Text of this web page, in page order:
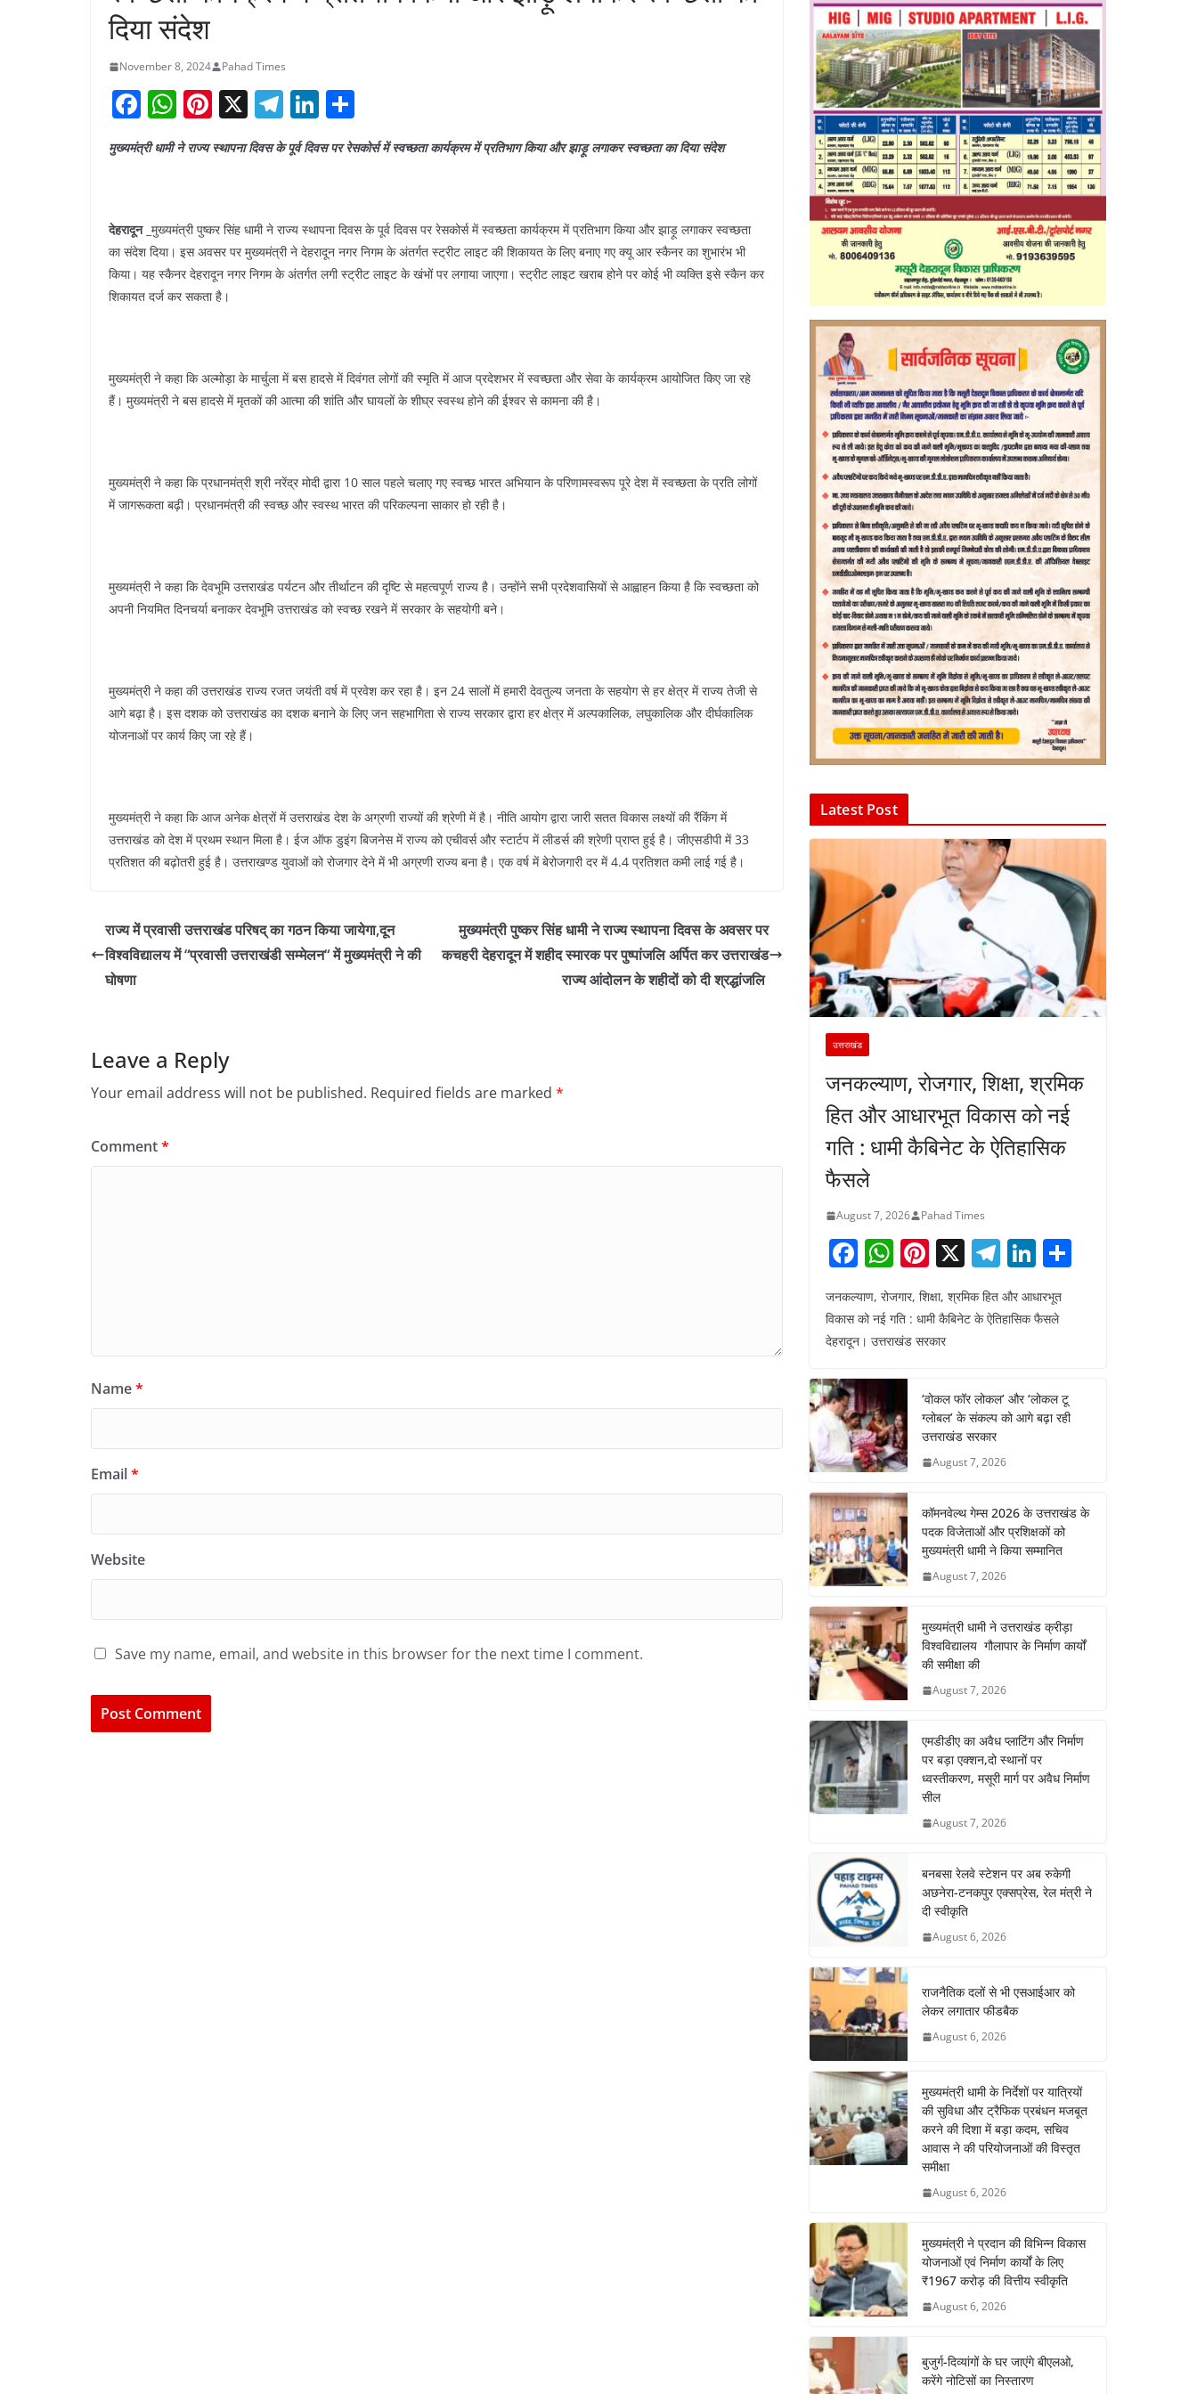
दिया संदेश
November 8, 2024 Pahad Times
F
a
c
b
o
o
k
W
h
at
A
p
p
Pi
er
st
X T
el
e
a
m
Li
k
dI
n
h
ar
मुख्यमंत्री धामी ने राज्य स्थापना दिवस के पूर्व दिवस पर रेसकोर्स में स्वच्छता कार्यक्रम में प्रतिभाग किया और झाड़ू लगाकर स्वच्छता का दिया संदेश
देहरादून_मुख्यमंत्री पुष्कर सिंह धामी ने राज्य स्थापना दिवस के पूर्व दिवस पर रेसकोर्स में स्वच्छता कार्यक्रम में प्रतिभाग किया और झाड़ू लगाकर स्वच्छता
का संदेश दिया। इस अवसर पर मुख्यमंत्री ने देहरादून नगर निगम के अंतर्गत स्ट्रीट लाइट की शिकायत के लिए बनाए गए क्यू आर स्कैनर का शुभारंभ भी
किया। यह स्कैनर देहरादून नगर निगम के अंतर्गत लगी स्ट्रीट लाइट के खंभों पर लगाया जाएगा। स्ट्रीट लाइट खराब होने पर कोई भी व्यक्ति इसे स्कैन कर
शिकायत दर्ज कर सकता है।
मुख्यमंत्री ने कहा कि अल्मोड़ा के मार्चुला में बस हादसे में दिवंगत लोगों की स्मृति में आज प्रदेशभर में स्वच्छता और सेवा के कार्यक्रम आयोजित किए जा रहे
हैं। मुख्यमंत्री ने बस हादसे में मृतकों की आत्मा की शांति और घायलों के शीघ्र स्वस्थ होने की ईश्वर से कामना की है।
मुख्यमंत्री ने कहा कि प्रधानमंत्री श्री नरेंद्र मोदी द्वारा 10 साल पहले चलाए गए स्वच्छ भारत अभियान के परिणामस्वरूप पूरे देश में स्वच्छता के प्रति लोगों
में जागरूकता बढ़ी। प्रधानमंत्री की स्वच्छ और स्वस्थ भारत की परिकल्पना साकार हो रही है।
मुख्यमंत्री ने कहा कि देवभूमि उत्तराखंड पर्यटन और तीर्थाटन की दृष्टि से महत्वपूर्ण राज्य है। उन्होंने सभी प्रदेशवासियों से आह्वाहन किया है कि स्वच्छता को
अपनी नियमित दिनचर्या बनाकर देवभूमि उत्तराखंड को स्वच्छ रखने में सरकार के सहयोगी बने।
मुख्यमंत्री ने कहा की उत्तराखंड राज्य रजत जयंती वर्ष में प्रवेश कर रहा है। इन 24 सालों में हमारी देवतुल्य जनता के सहयोग से हर क्षेत्र में राज्य तेजी से
आगे बढ़ा है। इस दशक को उत्तराखंड का दशक बनाने के लिए जन सहभागिता से राज्य सरकार द्वारा हर क्षेत्र में अल्पकालिक, लघुकालिक और दीर्घकालिक
योजनाओं पर कार्य किए जा रहे हैं।
मुख्यमंत्री ने कहा कि आज अनेक क्षेत्रों में उत्तराखंड देश के अग्रणी राज्यों की श्रेणी में है। नीति आयोग द्वारा जारी सतत विकास लक्ष्यों की रैंकिंग में
उत्तराखंड को देश में प्रथम स्थान मिला है। ईज ऑफ डुइंग बिजनेस में राज्य को एचीवर्स और स्टार्टप में लीडर्स की श्रेणी प्राप्त हुई है। जीएसडीपी में 33
प्रतिशत की बढ़ोतरी हुई है। उत्तराखण्ड युवाओं को रोजगार देने में भी अग्रणी राज्य बना है। एक वर्ष में बेरोजगारी दर में 4.4 प्रतिशत कमी लाई गई है।
राज्य में प्रवासी उत्तराखंड परिषद् का गठन किया जायेगा,दून
विश्वविद्यालय में “प्रवासी उत्तराखंडी सम्मेलन“ में मुख्यमंत्री ने की
घोषणा
मुख्यमंत्री पुष्कर सिंह धामी ने राज्य स्थापना दिवस के अवसर पर
कचहरी देहरादून में शहीद स्मारक पर पुष्पांजलि अर्पित कर उत्तराखंड
राज्य आंदोलन के शहीदों को दी श्रद्धांजलि
Leave a Reply
Your email address will not be published. Required fields are marked *
Comment*
Name*
Email*
Website
Save my name, email, and website in this browser for the next time I comment.
Latest Post
उत्तराखंड
जनकल्याण, रोजगार, शिक्षा, श्रमिक
हित और आधारभूत विकास को नई
गति : धामी कैबिनेट के ऐतिहासिक
फैसले
August 7, 2026 Pahad Times
F
c
e
o
o
k
W
at
s
p
Pi
er
e
X T
el
e
m
Li
k
n
जनकल्याण, रोजगार, शिक्षा, श्रमिक हित और आधारभूत
विकास को नई गति : धामी कैबिनेट के ऐतिहासिक फैसले
देहरादून। उत्तराखंड सरकार
‘वोकल फॉर लोकल’ और ‘लोकल टू
ग्लोबल’ के संकल्प को आगे बढ़ा रही
उत्तराखंड सरकार
August 7, 2026
कॉमनवेल्थ गेम्स 2026 के उत्तराखंड के
पदक विजेताओं और प्रशिक्षकों को
मुख्यमंत्री धामी ने किया सम्मानित
August 7, 2026
मुख्यमंत्री धामी ने उत्तराखंड क्रीड़ा
विश्वविद्यालय गौलापार के निर्माण कार्यों
की समीक्षा की
August 7, 2026
एमडीडीए का अवैध प्लाटिंग और निर्माण
पर बड़ा एक्शन,दो स्थानों पर
ध्वस्तीकरण, मसूरी मार्ग पर अवैध निर्माण
सील
August 7, 2026
बनबसा रेलवे स्टेशन पर अब रुकेगी
अछनेरा-टनकपुर एक्सप्रेस, रेल मंत्री ने
दी स्वीकृति
August 6, 2026
राजनैतिक दलों से भी एसआईआर को
लेकर लगातार फीडबैक
August 6, 2026
मुख्यमंत्री धामी के निर्देशों पर यात्रियों
की सुविधा और ट्रैफिक प्रबंधन मजबूत
करने की दिशा में बड़ा कदम, सचिव
आवास ने की परियोजनाओं की विस्तृत
समीक्षा
August 6, 2026
मुख्यमंत्री ने प्रदान की विभिन्न विकास
योजनाओं एवं निर्माण कार्यों के लिए
₹1967 करोड़ की वित्तीय स्वीकृति
August 6, 2026
बुजुर्ग-दिव्यांगों के घर जाएंगे बीएलओ,
करेंगे नोटिसों का निस्तारण